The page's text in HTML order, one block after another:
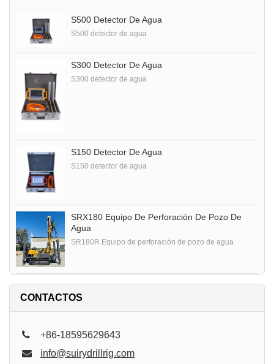
S500 Detector De Agua
S500 detector de agua
S300 Detector De Agua
S300 detector de agua
S150 Detector De Agua
S150 detector de agua
SRX180 Equipo De Perforación De Pozo De
Agua
SR180R Equipo de perforación de pozo de agua
CONTACTOS
+86-18595629643
info@suirydrillrig.com